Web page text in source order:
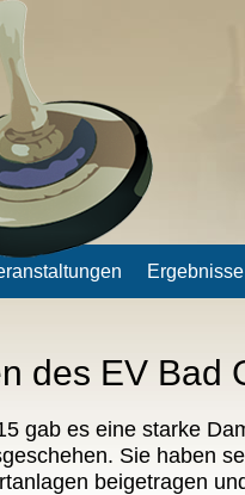
Ergebnisse
des EV Bad
gab es eine starke
Sie haben
beigetragen